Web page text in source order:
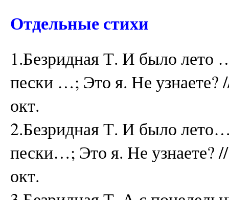
Отдельные стихи
1.Безридная Т. И было лето
пески …; Это я. Не узнаете?
окт.
2.Безридная Т. И было
пески…; Это я. Не узнаете?
окт.